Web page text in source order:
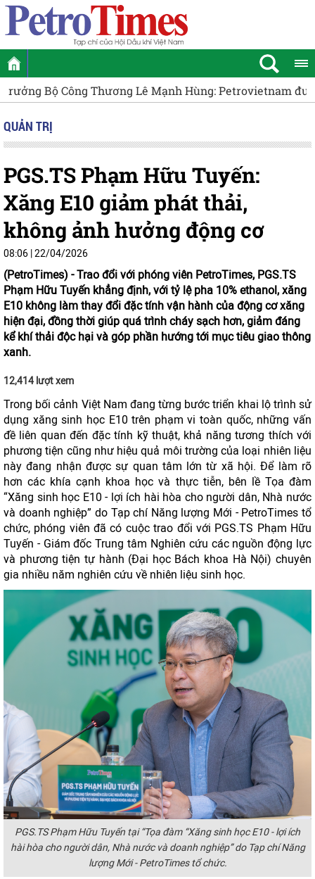
được quyết định một số vấn đề cụ thể trong hoạt
QUẢN TRỊ
PGS.TS Phạm Hữu Tuyến:
Xăng E10 giảm phát thải,
không ảnh hưởng động cơ
08:06 | 22/04/2026
(PetroTimes) -Trao đổi với phóng viên PetroTimes, PGS.TS
Phạm Hữu Tuyến khẳng định, với tỷ lệ pha 10% ethanol, xăng
E10 không làm thay đổi đặc tính vận hành của động cơ xăng
hiện đại, đồng thời giúp quá trình cháy sạch hơn, giảm đáng
kể khí thải độc hại và góp phần hướng tới mục tiêu giao thông
xanh.
12,414 lượt xem
Trong bối cảnh Việt Nam đang từng bước triển khai lộ trình sử
dụng xăng sinh học E10 trên phạm vi toàn quốc, những vấn
đề liên quan đến đặc tính kỹ thuật, khả năng tương thích với
phương tiện cũng như hiệu quả môi trường của loại nhiên liệu
này đang nhận được sự quan tâm lớn từ xã hội. Để làm rõ
hơn các khía cạnh khoa học và thực tiễn, bên lề Tọa đàm
“Xăng sinh học E10 - lợi ích hài hòa cho người dân, Nhà nước
và doanh nghiệp” do Tạp chí Năng lượng Mới - PetroTimes tổ
chức, phóng viên đã có cuộc trao đổi với PGS.TS Phạm Hữu
Tuyến - Giám đốc Trung tâm Nghiên cứu các nguồn động lực
và phương tiện tự hành (Đại học Bách khoa Hà Nội) chuyên
gia nhiều năm nghiên cứu về nhiên liệu sinh học.
PGS.TS Phạm Hữu Tuyến tại “Tọa đàm “Xăng sinh học E10 - lợi ích
hài hòa cho người dân, Nhà nước và doanh nghiệp” do Tạp chí Năng
lượng Mới - PetroTimes tổ chức.